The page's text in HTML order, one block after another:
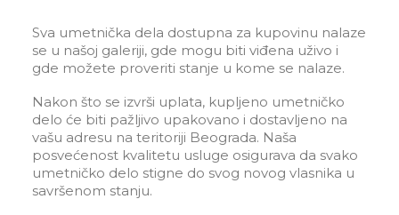
Sva umetnička dela dostupna za kupovinu nalaze
se u našoj galeriji, gde mogu biti viđena uživo i
gde možete proveriti stanje u kome se nalaze.
Nakon što se izvrši uplata, kupljeno umetničko
delo će biti pažljivo upakovano i dostavljeno na
vašu adresu na teritoriji Beograda. Naša
posvećenost kvalitetu usluge osigurava da svako
umetničko delo stigne do svog novog vlasnika u
savršenom stanju.